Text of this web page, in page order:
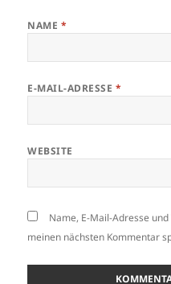
NAME *
E-MAIL-ADRESSE *
WEBSITE
Name, E-Mail-Adresse
meinen nächsten Kommentar